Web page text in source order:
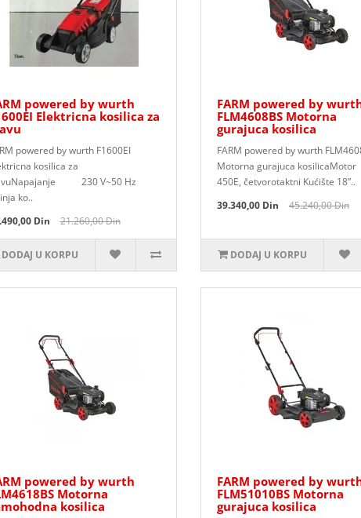
powered by wurth
Elektricna kosilica za
powered by wurth F1600EI
kosilica za
230 V~50 Hz
ko..
Din
21.260,00 Din
DODAJ U KORPU
FARM powered by
FLM4608BS Motorna
gurajuca kosilica
FARM powered by wurth
Motorna gurajuca kosilicaMotor
450E, četvorotaktni Kućište 18”..
39.340,00 Din
45.240,00 Din
DODAJ U KORPU
powered by wurth
Motorna
kosilica
FARM powered by
FLM51010BS Motorna
gurajuca kosilica